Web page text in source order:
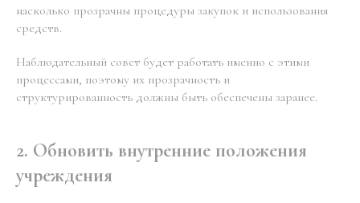
насколько прозрачны процедуры закупок и использования
средств.
Наблюдательный совет будет работать именно с этими
процессами, поэтому их прозрачность и
структурированность должны быть обеспечены заранее.
2. Обновить внутренние положения
учреждения